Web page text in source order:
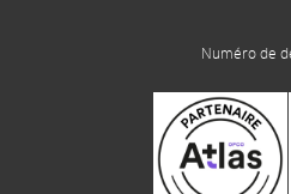
Numéro de